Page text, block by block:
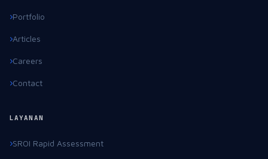
Portfolio
Articles
Careers
Contact
LAYANAN
SROI Rapid Assessment